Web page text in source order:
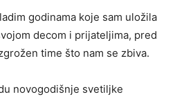
godinama koje sam uložila
decom i prijateljima, pred
time što nam se zbiva.
novogodišnje svetiljke